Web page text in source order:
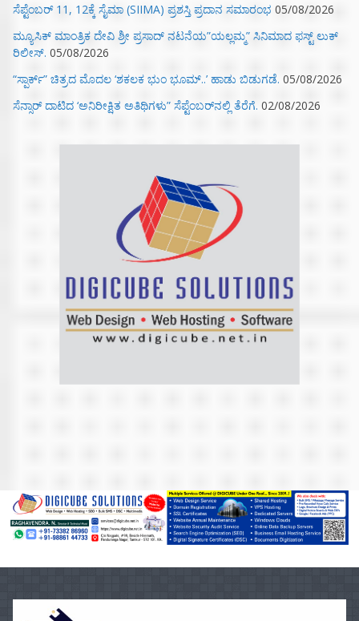
ಸೆಪ್ಟೆಂಬರ್ 11, 12ಕ್ಕೆ ಸೈಮಾ (SIIMA) ಪ್ರಶಸ್ತಿ ಪ್ರದಾನ ಸಮಾರಂಭ 05/08/2026
ಮ್ಯೂಸಿಕ್‌ ಮಾಂತ್ರಿಕ ದೇವಿ ಶ್ರೀ ಪ್ರಸಾದ್ ನಟನೆಯ”ಯಲ್ಲಮ್ಮ” ಸಿನಿಮಾದ ಫಸ್ಟ್‌ ಲುಕ್‌
ರಿಲೀಸ್. 05/08/2026
“ಸ್ಪಾರ್ಕ್” ಚಿತ್ರದ ಮೊದಲ‌ ‘ಶಕಲಕ ಭುಂ‌ ಭೂಮ್..’ ಹಾಡು ಬಿಡುಗಡೆ. 05/08/2026
ಸೆನ್ಸಾರ್ ದಾಟಿದ ‘ಅನಿರೀಕ್ಷಿತ ಅತಿಥಿಗಳು” ಸೆಪ್ಟೆಂಬರ್‌ನಲ್ಲಿ ತೆರೆಗೆ. 02/08/2026